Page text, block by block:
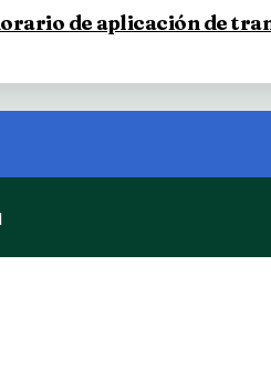
de aplicación de